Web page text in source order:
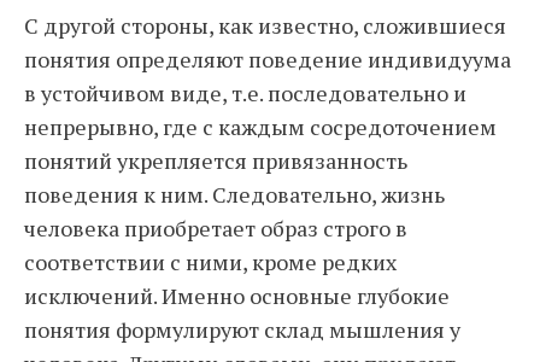
С другой стороны, как известно, сложившиеся
понятия определяют поведение индивидуума
в устойчивом виде, т.е. последовательно и
непрерывно, где с каждым сосредоточением
понятий укрепляется привязанность
поведения к ним. Следовательно, жизнь
человека приобретает образ строго в
соответствии с ними, кроме редких
исключений. Именно основные глубокие
понятия формулируют склад мышления у